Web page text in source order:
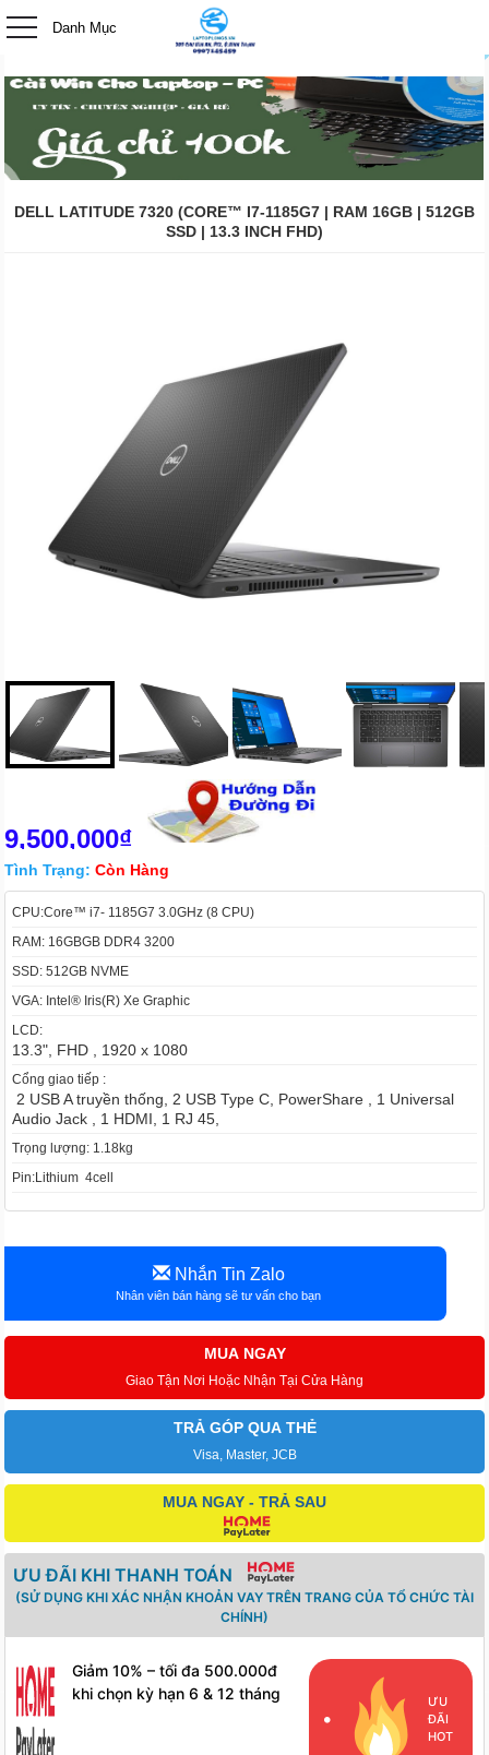
Danh Mục
DELL LATITUDE 7320 (CORE™ I7-1185G7 | RAM 16GB | 512GB
SSD | 13.3 INCH FHD)
9,500,000₫
Tình Trạng: Còn Hàng
CPU:Core™ i7- 1185G7 3.0GHz (8 CPU)
RAM: 16GBGB DDR4 3200
SSD: 512GB NVME
VGA: Intel® Iris(R) Xe Graphic
LCD:
13.3", FHD , 1920 x 1080
Cổng giao tiếp :
2 USB A truyền thống, 2 USB Type C, PowerShare , 1 Universal
Audio Jack , 1 HDMI, 1 RJ 45,
Trọng lượng: 1.18kg
Pin:Lithium 4cell
Nhắn Tin Zalo
Nhân viên bán hàng sẽ tư vấn cho bạn
MUA NGAY
Giao Tận Nơi Hoặc Nhận Tại Cửa Hàng
TRẢ GÓP QUA THẺ
Visa, Master, JCB
MUA NGAY - TRẢ SAU
ƯU ĐÃI KHI THANH TOÁN
(SỬ DỤNG KHI XÁC NHẬN KHOẢN VAY TRÊN TRANG CỦA TỔ CHỨC TÀI
CHÍNH)
Giảm 10% – tối đa 500.000đ
khi chọn kỳ hạn 6 & 12 tháng
ƯU
ĐÃI
HOT